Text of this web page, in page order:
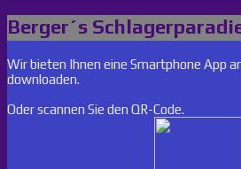
Berger´s
Wir bieten Ihnen eine Smartphone App
downloaden.
Oder scannen Sie den QR-Code.